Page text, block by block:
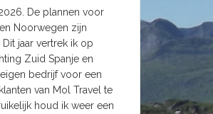
De plannen voor
Noorwegen zijn
jaar vertrek ik op
Zuid Spanje en
bedrijf voor een
van Mol Travel te
houd ik weer een